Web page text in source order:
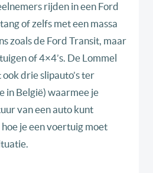
rijden in een Ford
of zelfs met een massa
zoals de Ford Transit, maar
of 4×4’s. De Lommel
drie slipauto’s ter
in België) waarmee je
van een auto kunt
je een voertuig moet